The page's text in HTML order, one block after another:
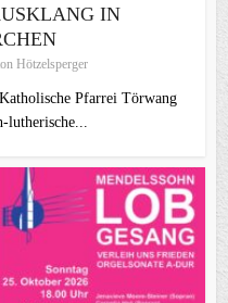
IN
Hötzelsperger
Pfarrei Törwang